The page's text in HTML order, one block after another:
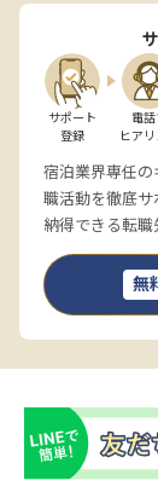
サポート
登録
電話
ヒア
宿泊業界専任
職活動を徹底サ
納得できる転職
無